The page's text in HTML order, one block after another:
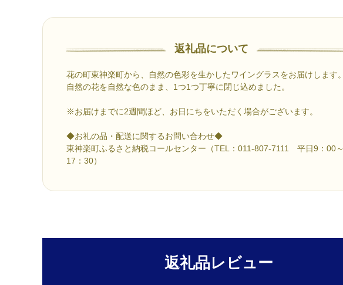
返礼品について
花の町東神楽町から、自然の色彩を生かしたワイングラスをお届けします。
自然の花を自然な色のまま、1つ1つ丁寧に閉じ込めました。
※お届けまでに2週間ほど、お日にちをいただく場合がございます。
◆お礼の品・配送に関するお問い合わせ◆
東神楽町ふるさと納税コールセンター（TEL：011-807-7111 平日9：00～
17：30）
返礼品レビュー